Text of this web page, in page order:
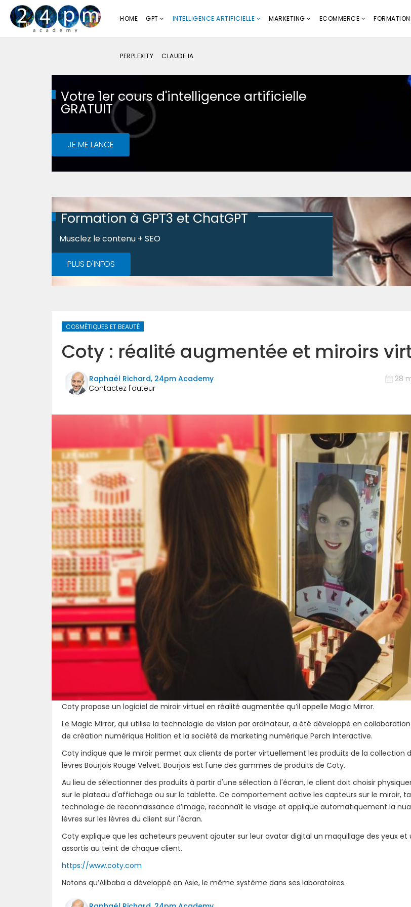
HOME GPT INTELLIGENCE ARTIFICIELLE MARKETING ECOMMERCE
PERPLEXITY CLAUDE IA
Votre 1er cours d'intelligence artificielle
GRATUIT
JE ME LANCE
Formation à GPT3 et ChatGPT
Musclez le contenu + SEO
PLUS D'INFOS
COSMÉTIQUES ET BEAUTÉ
Coty : réalité augmentée et miroirs
Raphaël Richard, 24pm Academy 28
Coty propose un logiciel de miroir virtuel en réalité augmentée qu’il appelle Magic Mirror.
Le Magic Mirror, qui utilise la technologie de vision par ordinateur, a été développé en
de création numérique Holition et la société de marketing numérique Perch Interactive.
Coty indique que le miroir permet aux clients de porter virtuellement les produits de la collection
lèvres Bourjois Rouge Velvet. Bourjois est l'une des gammes de produits de Coty.
Au lieu de sélectionner des produits à partir d'une sélection à l'écran, le client doit choisir
sur le plateau d'affichage ou sur la tablette. Ce comportement active les capteurs sur le miroir,
technologie de reconnaissance d’image, reconnaît le visage et applique automatiquement la
lèvres sur les lèvres du client sur l'écran.
Coty explique que les acheteurs peuvent ajouter sur leur avatar digital un maquillage des yeux et
assortis au teint de chaque client.
https://www.coty.com
Notons qu’Alibaba a développé en Asie, le même système dans ses laboratoires.